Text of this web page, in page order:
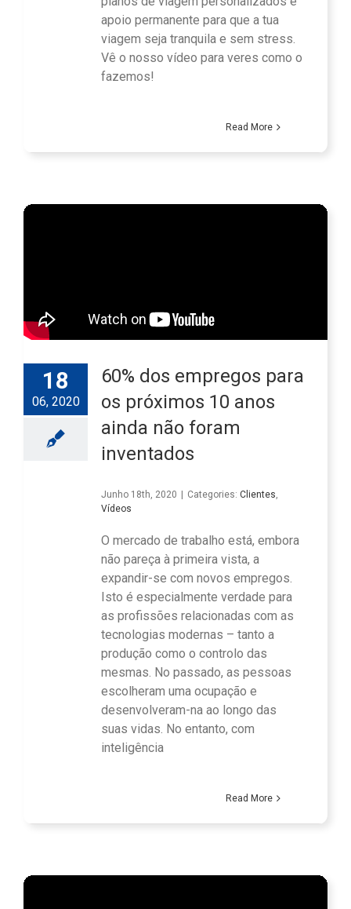
apoio permanente para que a tua
viagem seja tranquila e sem stress.
Vê o nosso vídeo para veres como o
fazemos!
Read More
18
06, 2020
60% dos empregos para
os próximos 10 anos
ainda não foram
inventados
Junho 18th, 2020 Categories: Clientes,
Vídeos
O mercado de trabalho está, embora
não pareça à primeira vista, a
expandir-se com novos empregos.
Isto é especialmente verdade para
as profissões relacionadas com as
tecnologias modernas – tanto a
produção como o controlo das
mesmas. No passado, as pessoas
escolheram uma ocupação e
desenvolveram-na ao longo das
suas vidas. No entanto, com
inteligência
Read More